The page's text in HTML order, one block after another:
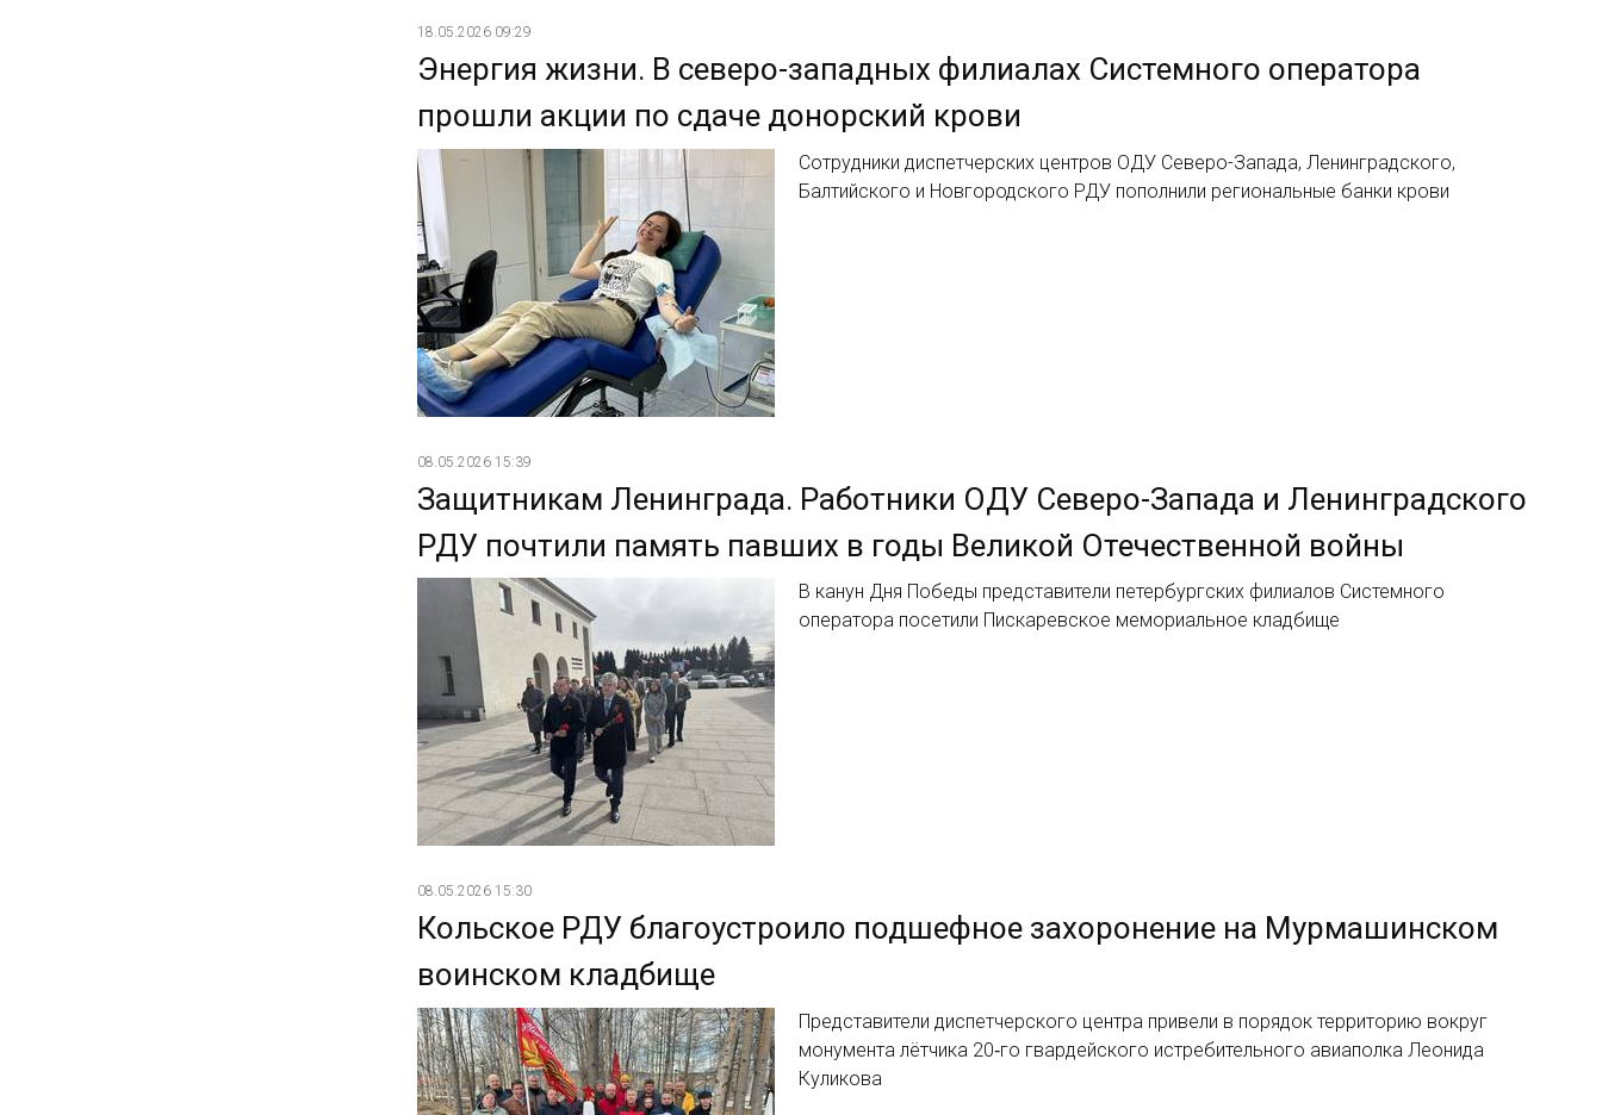
18.05.2026 09:29
Энергия жизни. В северо-западных филиалах Системного оператора
прошли акции по сдаче донорский крови
Сотрудники диспетчерских центров ОДУ Северо-Запада, Ленинградского,
Балтийского и Новгородского РДУ пополнили региональные банки крови
08.05.2026 15:39
Защитникам Ленинграда. Работники ОДУ Северо-Запада и Ленинградского
РДУ почтили память павших в годы Великой Отечественной войны
В канун Дня Победы представители петербургских филиалов Системного
оператора посетили Пискаревское мемориальное кладбище
08.05.2026 15:30
Кольское РДУ благоустроило подшефное захоронение на Мурмашинском
воинском кладбище
Представители диспетчерского центра привели в порядок территорию вокруг
монумента лётчика 20‑го гвардейского истребительного авиаполка Леонида
Куликова